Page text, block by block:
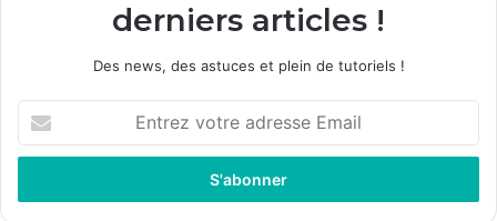
derniers articles !
Des news, des astuces et plein de tutoriels !
votre
adresse